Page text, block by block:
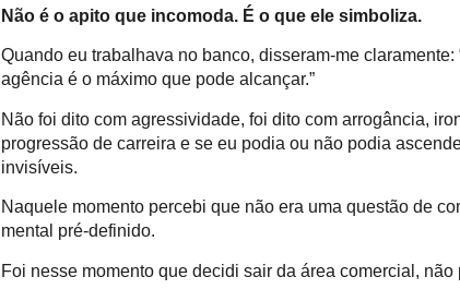
Não é o apito que incomoda. É o que ele simboliza.
Quando eu trabalhava no banco, disseram-me
agência é o máximo que pode alcançar.”
Não foi dito com agressividade, foi dito com arrogância,
progressão de carreira e se eu podia ou não podia
invisíveis.
Naquele momento percebi que não era uma questão de
mental pré-definido.
Foi nesse momento que decidi sair da área comercial,